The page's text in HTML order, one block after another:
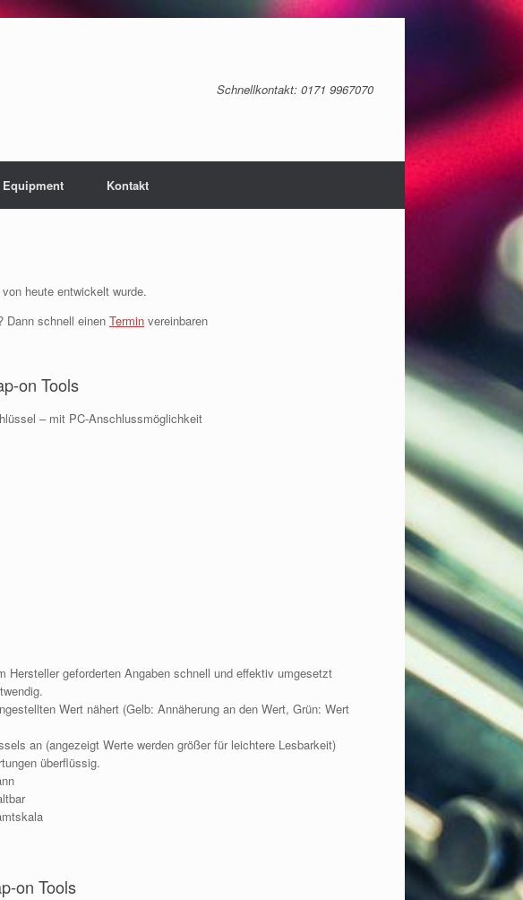
Schnellkontakt: 0171 9967070‬
Equipment Kontakt
heute entwickelt wurde.
Dann schnell einen Termin vereinbaren
on Tools
– mit PC-Anschlussmöglichkeit
geforderten Angaben schnell und effektiv umgesetzt
Wert nähert (Gelb: Annäherung an den Wert, Grün: Wert
an (angezeigt Werte werden größer für leichtere Lesbarkeit)
überflüssig.
on Tools